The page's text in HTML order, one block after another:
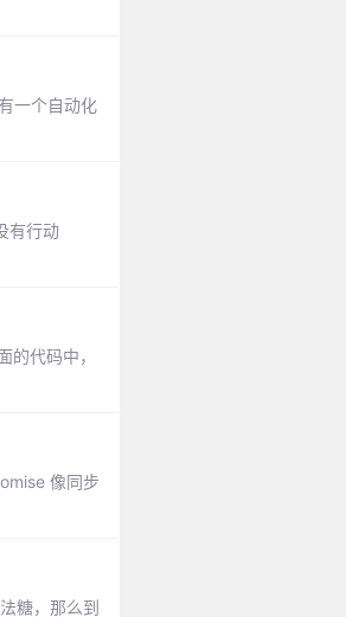
一个自动化
有行动
代码中，
像同步
糖，那么到